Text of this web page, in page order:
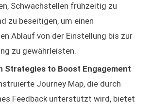
Schwachstellen frühzeitig zu
zu beseitigen, um einen
Ablauf von der Einstellung bis zur
zu gewährleisten.
Strategies to Boost Engagement
Journey Map, die durch
Feedback unterstützt wird, bietet